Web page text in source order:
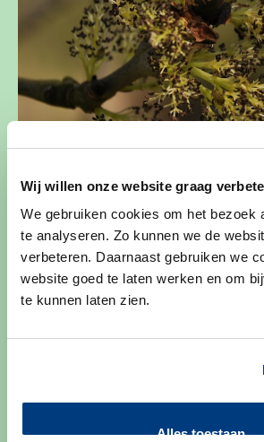
Wij willen onze website graag
We gebruiken cookies om het bezoek
te analyseren. Zo kunnen we de
verbeteren. Daarnaast gebruiken we
website goed te laten werken en om
te kunnen laten zien.
Alles toestaan
Hoe is dit bomenkompas
Er is eerst een lijst samengesteld van de